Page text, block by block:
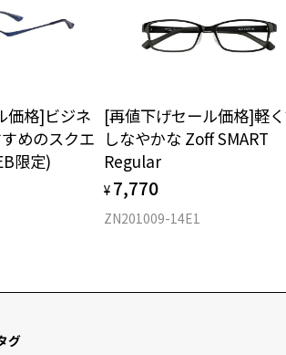
価格]ビジネ
めのスクエ
限定)
[再値下げセール価格]軽
しなやかな Zoff SMART
Regular
¥ 7,770
ZN201009-14E1
グ